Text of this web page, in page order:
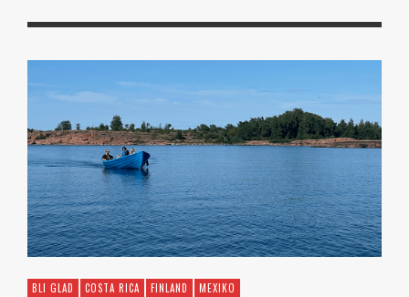
BLI GLAD COSTA RICA FINLAND MEXIKO